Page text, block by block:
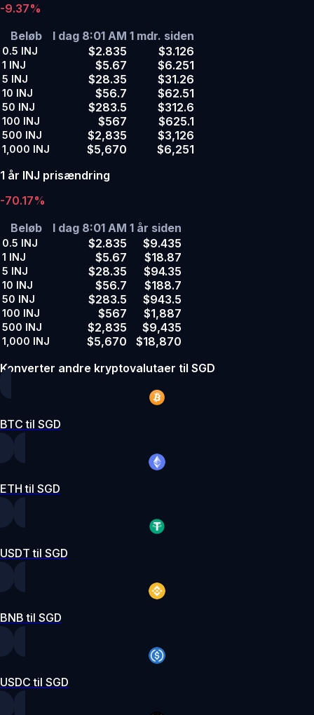
-9.37%
Beløb
I dag 8:01 AM 1 mdr. siden
0.5 INJ $2.835 $3.126
1 INJ $5.67 $6.251
5 INJ $28.35 $31.26
10 INJ $56.7 $62.51
50 INJ $283.5 $312.6
100 INJ $567 $625.1
500 INJ $2,835 $3,126
1,000 INJ $5,670
$6,251
1 år INJ prisændring
-70.17%
Beløb
I dag 8:01 AM 1 år siden
0.5 INJ $2.835 $9.435
1 INJ $5.67 $18.87
5 INJ $28.35 $94.35
10 INJ $56.7 $188.7
50 INJ $283.5 $943.5
100 INJ $567 $1,887
500 INJ $2,835 $9,435
1,000 INJ $5,670
$18,870
Konverter andre kryptovalutaer til SGD
BTC til SGD
ETH til SGD
USDT til SGD
BNB til SGD
USDC til SGD